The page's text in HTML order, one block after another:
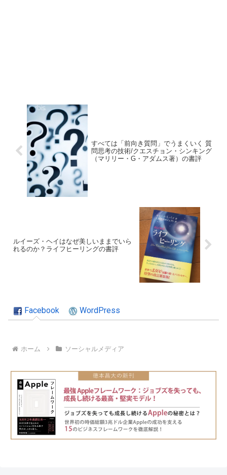
すべては「前向き質問」でうまくいく 質
問思考の技術/クエスチョン・シンキング
（マリリー・G・アダムス著）の書評
ルイーズ・ヘイはなぜ美しいままでいら
れるのか？ライフヒーリングの書評
Facebook WordPress
ホーム ソーシャルメディア